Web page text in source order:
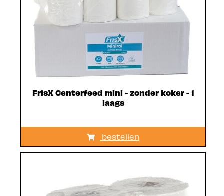
FrisX Centerfeed mini - zonder koker - 1
laags
bestellen